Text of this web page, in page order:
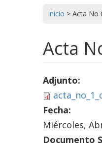
Inicio > Acta No
Acta
Adjunto:
Fecha:
Miércoles,
Documento